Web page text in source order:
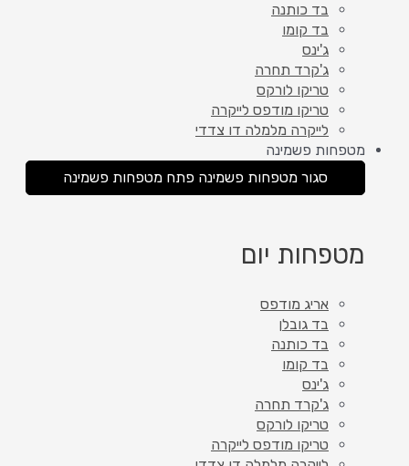
בד כותנה
בד קומו
ג'ינס
ג'קרד תחרה
טריקו לורקס
טריקו מודפס לייקרה
לייקרה מלמלה דו צדדי
מטפחות פשמינה
סגור מטפחות פשמינה פתח מטפחות פשמינה
מטפחות יום
אריג מודפס
בד גובלן
בד כותנה
בד קומו
ג'ינס
ג'קרד תחרה
טריקו לורקס
טריקו מודפס לייקרה